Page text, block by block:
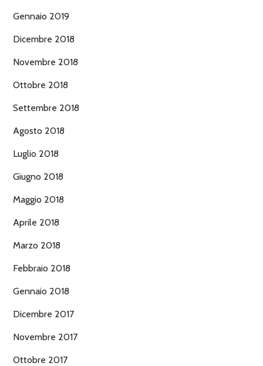
Gennaio 2019
Dicembre 2018
Novembre 2018
Ottobre 2018
Settembre 2018
Agosto 2018
Luglio 2018
Giugno 2018
Maggio 2018
Aprile 2018
Marzo 2018
Febbraio 2018
Gennaio 2018
Dicembre 2017
Novembre 2017
Ottobre 2017